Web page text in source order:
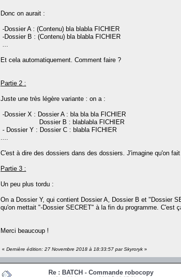
Donc on aurait :
-Dossier A : (Contenu) bla blabla FICHIER
-Dossier B : (Contenu) bla blabla FICHIER
Et cela automatiquement. Comment faire ?
Partie 2 :
Juste une très légère variante : on a :
-Dossier X : Dossier A : bla bla bla FICHIER
Dossier B : blablabla FICHIER
- Dossier Y : Dossier C : blabla FICHIER
C'est à dire des dossiers dans des dossiers. J'imagine qu'on
Partie 3 :
Un peu plus tordu :
On a Dossier Y, qui contient Dossier A, Dossier B et "Dossier
qu'on mettait "-Dossier SECRET" à la fin du programme. C'est
Merci beaucoup !
« Dernière édition: 27 Novembre 2018 à 18:33:57 par Skyroryk »
Re : BATCH - Commande robocopy